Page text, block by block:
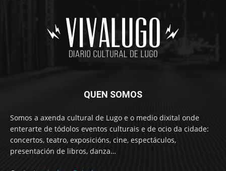
QUEN SOMOS
Somos a axenda cultural de Lugo e o medio dixital onde
enterarte de tódolos eventos culturais e de ocio da cidade:
concertos, teatro, exposicións, cine, espectáculos,
presentación de libros, danza…